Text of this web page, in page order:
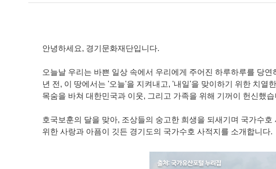
안녕하세요, 경기문화재단입니다.
오늘날 우리는 바쁜 일상 속에서 우리에게 주어진 하루하루를 당
년 전, 이 땅에서는 '오늘'을 지켜내고, '내일'을 맞이하기 위한 치열
목숨을 바쳐 대한민국과 이웃, 그리고 가족을 위해 기꺼이 헌신했습
호국보훈의 달을 맞아, 조상들의 숭고한 희생을 되새기며 국가수
위한 사랑과 아픔이 깃든 경기도의 국가수호 사적지를 소개합니다.